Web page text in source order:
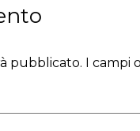
pubblicato. I campi